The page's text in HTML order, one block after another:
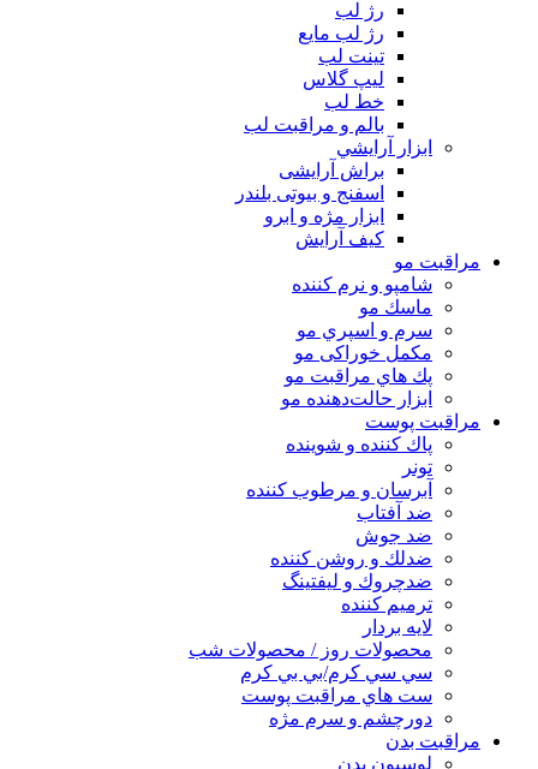
رژ لب
رژ لب مایع
تینت لب
لیپ گلاس
خط لب
بالم و مراقبت لب
ابزار آرايشي
براش آرایشی
اسفنج و بیوتی بلندر
ابزار مژه و ابرو
کیف آرایش
مراقبت مو
شامپو و نرم كننده
ماسك مو
سرم و اسپري مو
مكمل خوراكی مو
پك هاي مراقبت مو
ابزار حالت‌دهنده مو
مراقبت پوست
پاك كننده و شوينده
تونر
آبرسان و مرطوب كننده
ضد آفتاب
ضد جوش
ضدلك و روشن كننده
ضدچروك و ليفتينگ
ترميم كننده
لايه بردار
محصولات روز / محصولات شب
سي سي كرم/بي بي كرم
ست هاي مراقبت پوست
دورچشم و سرم مژه
مراقبت بدن
لوسیون بدن